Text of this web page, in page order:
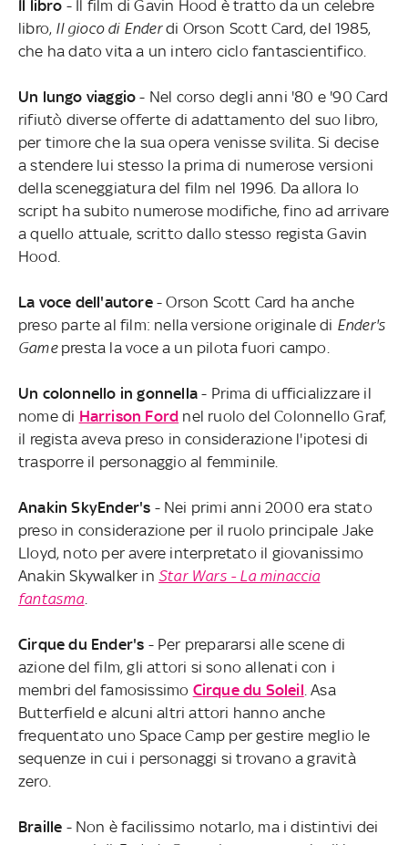
Il libro - Il film di Gavin Hood è tratto da un celebre
libro, Il gioco di Enderdi Orson Scott Card, del 1985,
che ha dato vita a un intero ciclo fantascientifico.
Un lungo viaggio - Nel corso degli anni '80 e '90 Card
rifiutò diverse offerte di adattamento del suo libro,
per timore che la sua opera venisse svilita. Si decise
a stendere lui stesso la prima di numerose versioni
della sceneggiatura del film nel 1996. Da allora lo
script ha subito numerose modifiche, fino ad arrivare
a quello attuale, scritto dallo stesso regista Gavin
Hood.
La voce dell'autore- Orson Scott Card ha anche
preso parte al film: nella versione originale di Ender's
Gamepresta la voce a un pilota fuori campo.
Un colonnello in gonnella- Prima di ufficializzare il
nome di Harrison Ford nel ruolo del Colonnello Graf,
il regista aveva preso in considerazione l'ipotesi di
trasporre il personaggio al femminile.
Anakin SkyEnder's - Nei primi anni 2000 era stato
preso in considerazione per il ruolo principale Jake
Lloyd, noto per avere interpretato il giovanissimo
Anakin Skywalker in Star Wars - La minaccia
fantasma.
Cirque du Ender's - Per prepararsi alle scene di
azione del film, gli attori si sono allenati con i
membri del famosissimo Cirque du Soleil. Asa
Butterfield e alcuni altri attori hanno anche
frequentato uno Space Camp per gestire meglio le
sequenze in cui i personaggi si trovano a gravità
zero.
Braille - Non è facilissimo notarlo, ma i distintivi dei